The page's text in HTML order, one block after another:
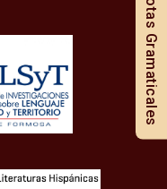
Notas Gramaticales